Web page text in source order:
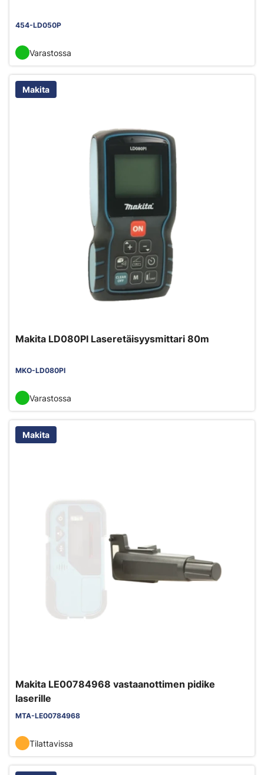
454-LD050P
Varastossa
Makita
Makita LD080PI Laseretäisyysmittari 80m
MKO-LD080PI
Varastossa
Makita
Makita LE00784968 vastaanottimen pidike
laserille
MTA-LE00784968
Tilattavissa